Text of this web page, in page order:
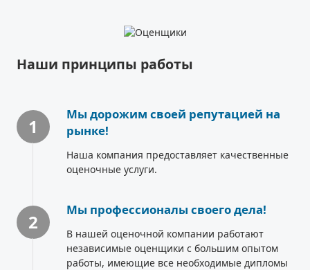
Наши принципы работы
1
Мы дорожим своей репутацией на
рынке!
Наша компания предоставляет качественные
оценочные услуги.
2
Мы профессионалы своего дела!
В нашей оценочной компании работают
независимые оценщики с большим опытом
работы, имеющие все необходимые дипломы